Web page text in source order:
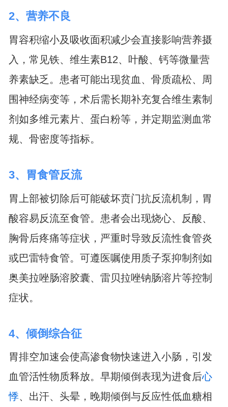
2、营养不良
胃容积缩小及吸收面积减少会直接影响营养摄
入，常见铁、维生素B12、叶酸、钙等微量营
养素缺乏。患者可能出现贫血、骨质疏松、周
围神经病变等，术后需长期补充复合维生素制
剂如多维元素片、蛋白粉等，并定期监测血常
规、骨密度等指标。
3、胃食管反流
胃上部被切除后可能破坏贲门抗反流机制，胃
酸容易反流至食管。患者会出现烧心、反酸、
胸骨后疼痛等症状，严重时导致反流性食管炎
或巴雷特食管。可遵医嘱使用质子泵抑制剂如
奥美拉唑肠溶胶囊、雷贝拉唑钠肠溶片等控制
症状。
4、倾倒综合征
胃排空加速会使高渗食物快速进入小肠，引发
血管活性物质释放。早期倾倒表现为进食后心
悸、出汗、头晕，晚期倾倒与反应性低血糖相